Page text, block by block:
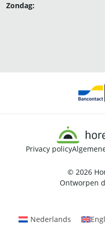
Zondag:
Privacy policy
© 2026
Ontworpen
Nederlands